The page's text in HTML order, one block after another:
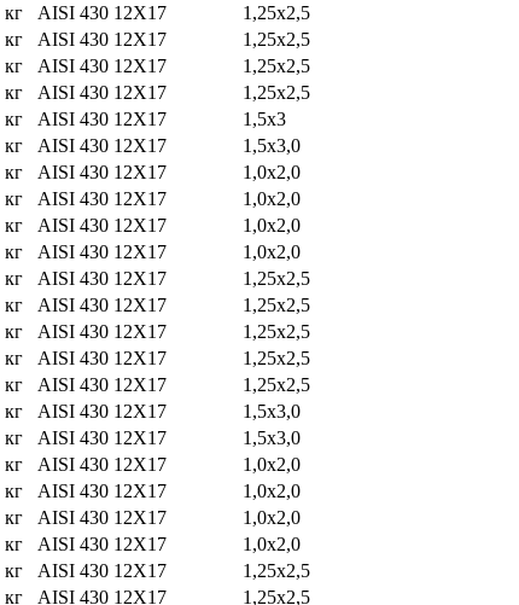
кг AISI 430 12Х17
1,25х2,5
кг AISI 430 12Х17
1,25х2,5
кг AISI 430 12Х17
1,25х2,5
кг AІSІ 430 12Х17
1,25х2,5
кг AISI 430 12X17
1,5х3
кг AISI 430 12Х17
1,5х3,0
кг AISI 430 12Х17
1,0х2,0
кг AISI 430 12X17
1,0х2,0
кг AISI 430 12Х17
1,0х2,0
кг AISI 430 12Х17
1,0х2,0
кг AISI 430 12X17
1,25х2,5
кг AISI 430 12Х17
1,25х2,5
кг AISI 430 12Х17
1,25х2,5
кг AISI 430 12Х17
1,25х2,5
кг AISI 430 12Х17
1,25х2,5
кг AISI 430 12Х17
1,5х3,0
кг AISI 430 12Х17
1,5х3,0
кг AISI 430 12Х17
1,0х2,0
кг AISI 430 12Х17
1,0х2,0
кг AISI 430 12Х17
1,0х2,0
кг AISI 430 12Х17
1,0х2,0
кг AISI 430 12Х17
1,25х2,5
кг AISI 430 12Х17 1,25х2,5